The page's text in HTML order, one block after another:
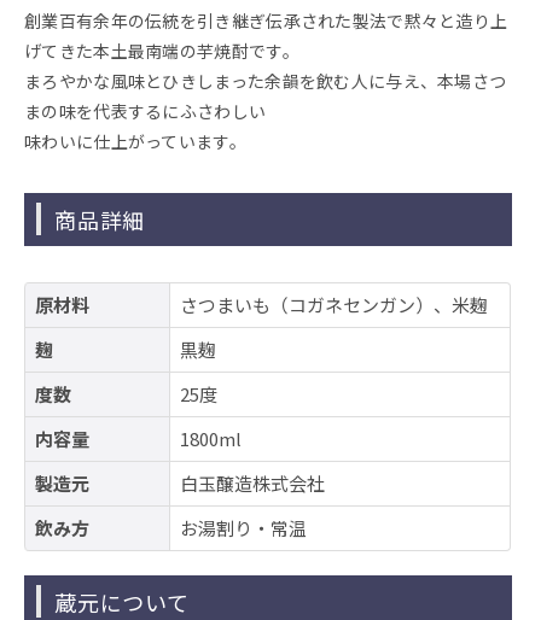
創業百有余年の伝統を引き継ぎ伝承された製法で黙々と造り上
げてきた本土最南端の芋焼酎です。
まろやかな風味とひきしまった余韻を飲む人に与え、本場さつ
まの味を代表するにふさわしい
味わいに仕上がっています。
商品詳細
原材料
さつまいも（コガネセンガン）、米麹
麹
黒麹
度数
25度
内容量
1800ml
製造元
白玉醸造株式会社
飲み方
お湯割り・常温
蔵元について